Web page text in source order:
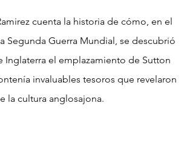
cuenta la historia de cómo, en el
Segunda Guerra Mundial, se descubrió
Inglaterra el emplazamiento de Sutton
invaluables tesoros que revelaron
la cultura anglosajona.